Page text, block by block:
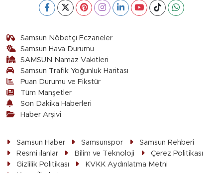
Samsun Nöbetçi Eczaneler
Samsun Hava Durumu
SAMSUN Namaz Vakitleri
Samsun Trafik Yoğunluk Haritası
Puan Durumu ve Fikstür
Tüm Manşetler
Son Dakika Haberleri
Haber Arşivi
Samsun Haber Samsunspor
Samsun Rehberi
Resmi ilanlar
Bilim ve Teknoloji
Çerez Politikası
Gizlilik Politikası
KVKK Aydınlatma Metni